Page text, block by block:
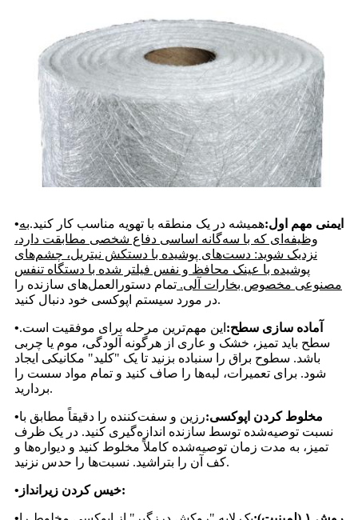
• ایمنی مهم اول:همیشه در یک منطقه با تهویه مناسب کار کنید.به
وظیفه‌ای که با سه‌گانه اساسی دفاع شخصی مطابقت دارد،
نزدیک شوید: دست‌های پوشیده با دستکش نیتریل، چشم‌های
پوشیده با عینک محافظ و نفس فیلتر شده با دستگاه تنفس
مصنوعی مخصوص بخارات آلی. تمام دستورالعمل‌های سازنده را
در مورد سیستم اپوکسی خود دنبال کنید.
• آماده سازی سطح: این مهم‌ترین مرحله برای موفقیت است.
سطح باید تمیز، خشک و عاری از هرگونه آلودگی، موم یا چربی
باشد. سطوح براق را سنباده بزنید تا یک "کلید" مکانیکی ایجاد
شود. برای تعمیرات، لبه‌ها را صاف کنید و تمام مواد سست را
بردارید.
• مخلوط کردن اپوکسی:رزین و سفت‌کننده را دقیقاً مطابق با
نسبت توصیه‌شده توسط سازنده اندازه‌گیری کنید. در یک ظرف
تمیز، به مدت زمان توصیه‌شده کاملاً مخلوط کنید و دیواره‌ها و
کف آن را بتراشید. نسبت‌ها را حدس نزنید.
• خیس کردن زیرانداز: